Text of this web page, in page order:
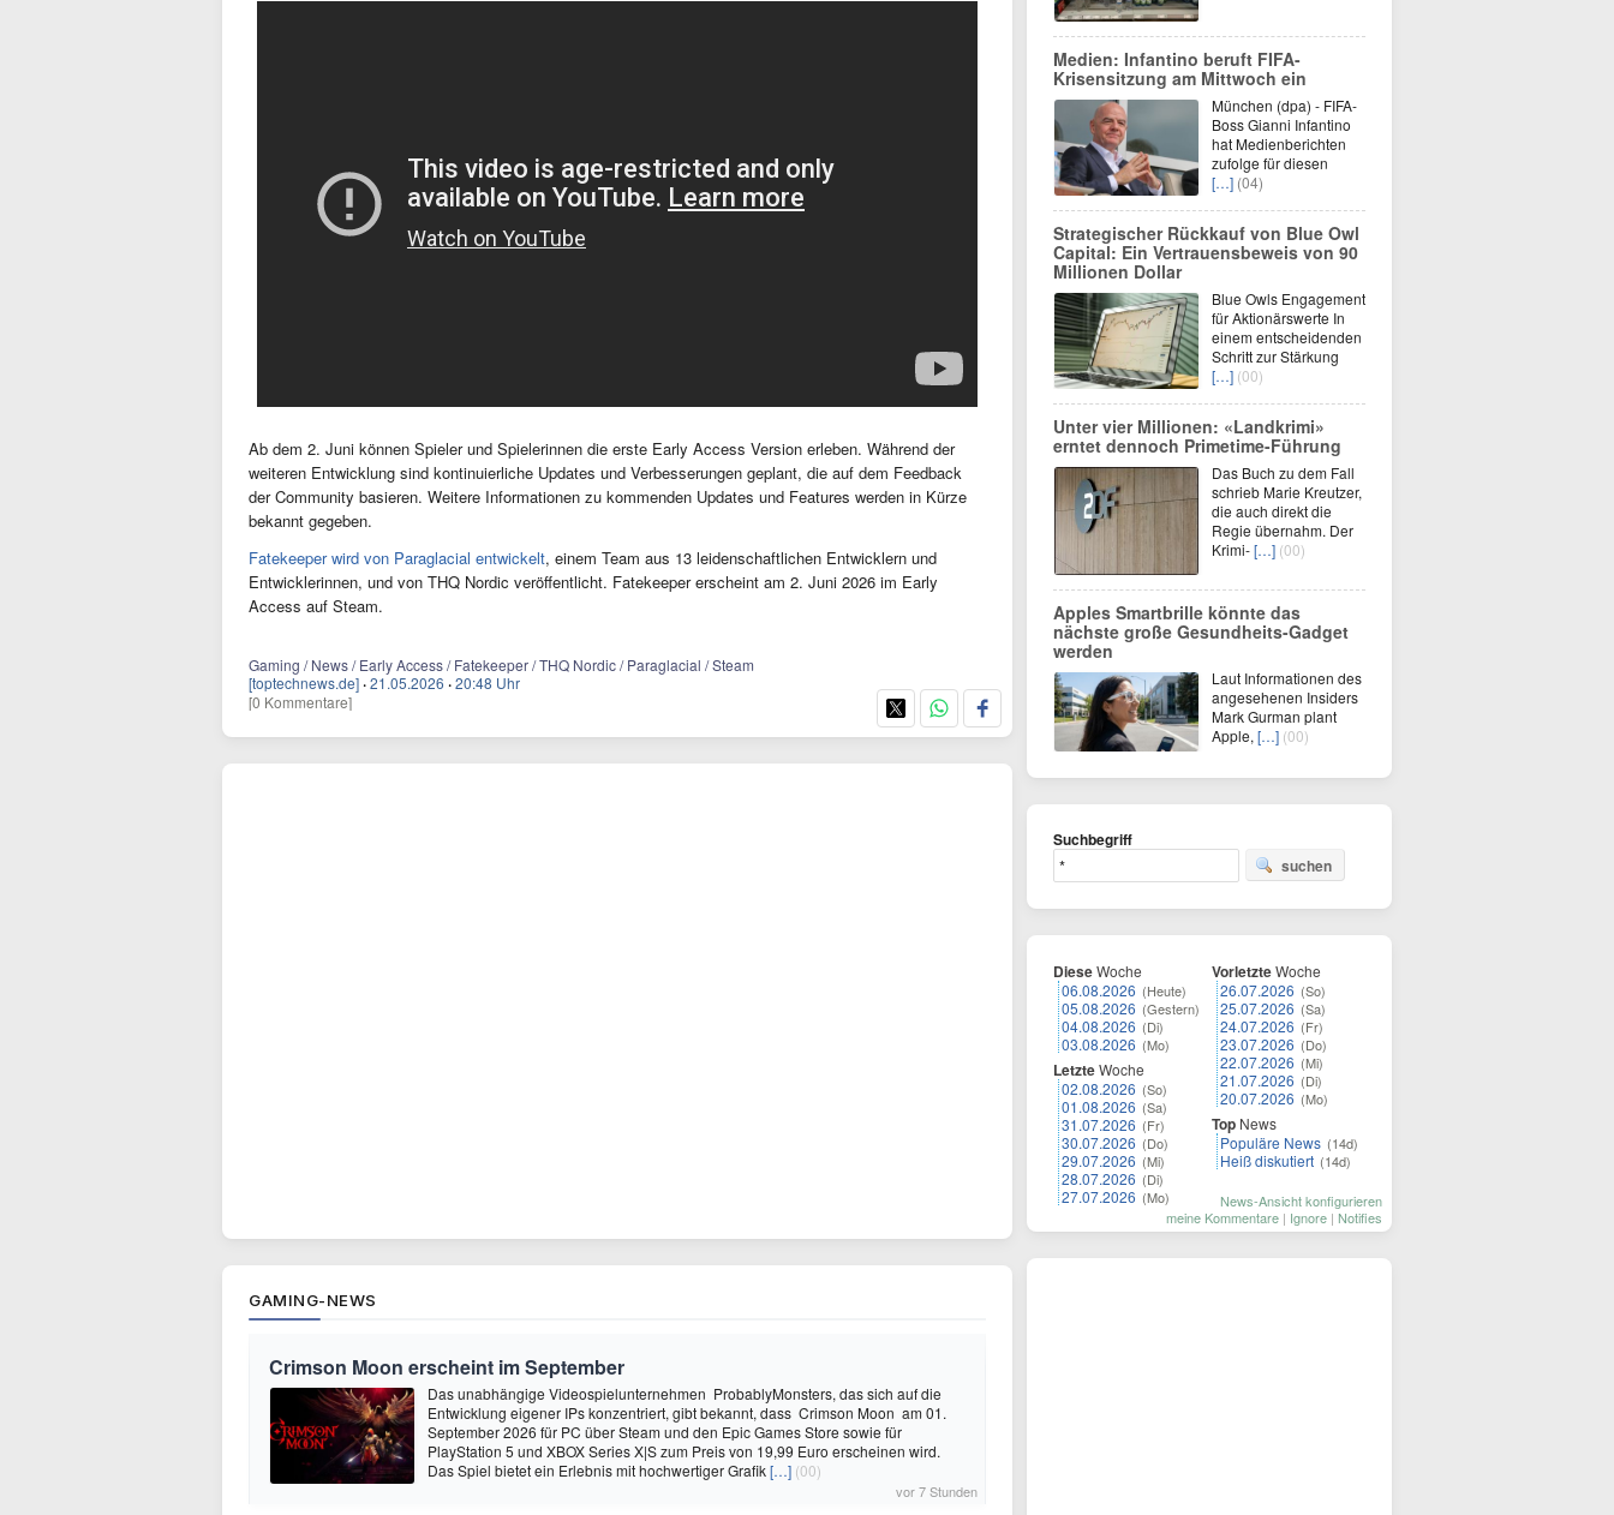
Ab dem 2. Juni können Spieler und Spielerinnen die erste Early Access Version erleben. Während der
weiteren Entwicklung sind kontinuierliche Updates und Verbesserungen geplant, die auf dem Feedback
der Community basieren. Weitere Informationen zu kommenden Updates und Features werden in Kürze
bekannt gegeben.
Fatekeeper wird von Paraglacial entwickelt, einem Team aus 13 leidenschaftlichen Entwicklern und
Entwicklerinnen, und von THQ Nordic veröffentlicht. Fatekeeper erscheint am 2. Juni 2026 im Early
Access auf Steam.
Gaming / News / Early Access / Fatekeeper / THQ Nordic / Paraglacial / Steam
[toptechnews.de] ·21.05.2026 ·20:48 Uhr
[0 Kommentare]
GAMING-NEWS
Crimson Moon erscheint im September
Das unabhängige Videospielunternehmen ProbablyMonsters, das sich auf die
Entwicklung eigener IPs konzentriert, gibt bekannt, dass Crimson Moon am 01.
September 2026 für PC über Steam und den Epic Games Store sowie für
PlayStation 5 und XBOX Series X|S zum Preis von 19,99 Euro erscheinen wird.
Das Spiel bietet ein Erlebnis mit hochwertiger Grafik[…] (00)
vor 7 Stunden
Medien: Infantino beruft FIFA-
Krisensitzung am Mittwoch ein
München (dpa) - FIFA-
Boss Gianni Infantino
hat Medienberichten
zufolge für diesen
[…] (04)
Strategischer Rückkauf von Blue Owl
Capital: Ein Vertrauensbeweis von 90
Millionen Dollar
Blue Owls Engagement
für Aktionärswerte In
einem entscheidenden
Schritt zur Stärkung
[…] (00)
Unter vier Millionen: «Landkrimi»
erntet dennoch Primetime-Führung
Das Buch zu dem Fall
schrieb Marie Kreutzer,
die auch direkt die
Regie übernahm. Der
Krimi-[…] (00)
Apples Smartbrille könnte das
nächste große Gesundheits-Gadget
werden
Laut Informationen des
angesehenen Insiders
Mark Gurman plant
Apple, […] (00)
Suchbegriff
suchen
DieseWoche
06.08.2026 (Heute)
05.08.2026 (Gestern)
04.08.2026 (Di)
03.08.2026 (Mo)
LetzteWoche
02.08.2026 (So)
01.08.2026 (Sa)
31.07.2026 (Fr)
30.07.2026 (Do)
29.07.2026 (Mi)
28.07.2026 (Di)
27.07.2026 (Mo)
VorletzteWoche
26.07.2026 (So)
25.07.2026 (Sa)
24.07.2026 (Fr)
23.07.2026 (Do)
22.07.2026 (Mi)
21.07.2026 (Di)
20.07.2026 (Mo)
Top News
Populäre News (14d)
Heiß diskutiert (14d)
News-Ansicht konfigurieren
meine Kommentare | Ignore | Notifies